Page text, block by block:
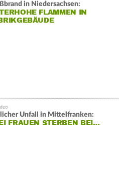
in Niedersachsen:
FLAMMEN IN
Unfall in Mittelfranken:
FRAUEN STERBEN BEI…